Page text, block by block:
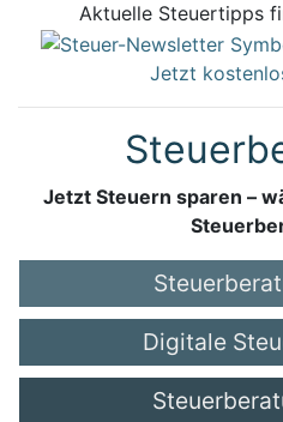
Aktuelle Steuertipps
Jetzt
Jetzt Steuern sparen –
Digitale